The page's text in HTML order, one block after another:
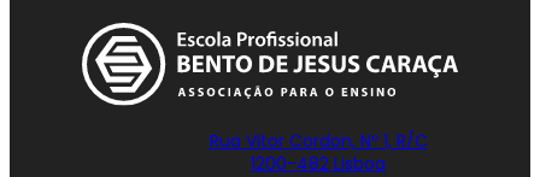
Rua Vitor Cordon, Nº 1, R/C
1200-482 Lisboa